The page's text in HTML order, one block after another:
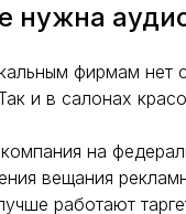
нужна
фирмам нет
и в салонах
на
вещания
работают